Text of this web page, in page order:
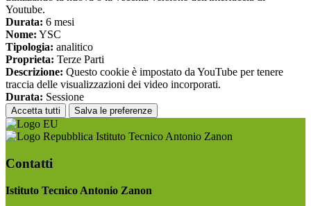
Youtube.
Durata: 6 mesi
Nome: YSC
Tipologia: analitico
Proprieta: Terze Parti
Descrizione: Questo cookie è impostato da YouTube per tenere
traccia delle visualizzazioni dei video incorporati.
Durata: Sessione
Accetta tutti Salva le preferenze
Istituto Tecnico Antonio Zanon
Contatti
Istituto Tecnico Antonio Zanon